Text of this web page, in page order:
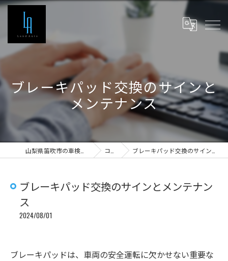
ブレーキパッド交換のサインと
メンテナンス
コラム ブレーキパッド交換のサインとメンテナンス
ブレーキパッド交換のサインとメンテナン
ス
2024/08/01
ブレーキパッドは、車両の安全運転に欠かせない重要な